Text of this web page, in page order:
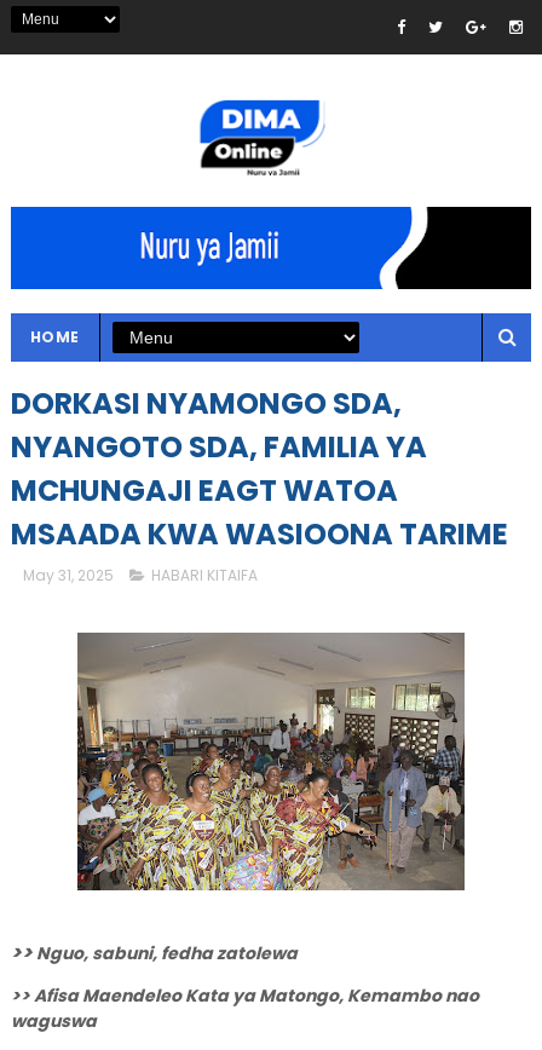
HOME
DORKASI NYAMONGO SDA,
NYANGOTO SDA, FAMILIA YA
MCHUNGAJI EAGT WATOA
MSAADA KWA WASIOONA TARIME
May 31, 2025 HABARI KITAIFA
>>Nguo, sabuni, fedha zatolewa
>> Afisa Maendeleo Kata ya Matongo, Kemambo nao
waguswa